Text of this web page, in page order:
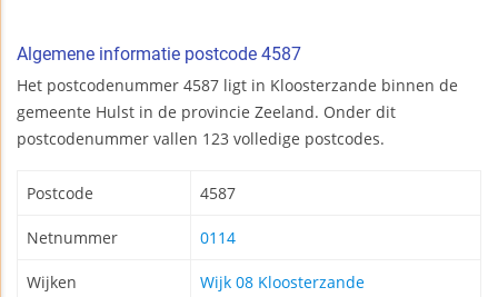
Algemene informatie postcode 4587
Het postcodenummer 4587 ligt in Kloosterzande binnen de
gemeente Hulst in de provincie Zeeland. Onder dit
postcodenummer vallen 123 volledige postcodes.
Postcode 4587
Netnummer 0114
Wijken
Wijk 08 Kloosterzande